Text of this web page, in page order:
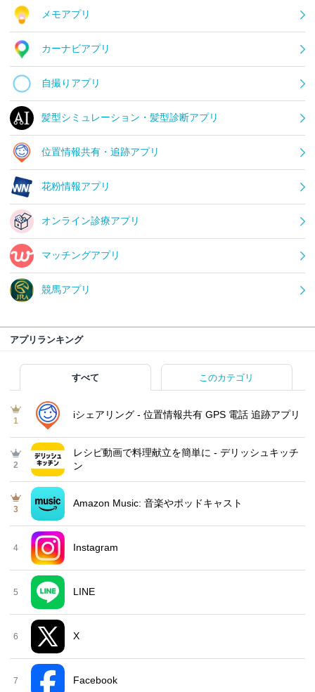
メモアプリ
カーナビアプリ
自撮りアプリ
髪型シミュレーション・髪型診断アプリ
位置情報共有・追跡アプリ
花粉情報アプリ
オンライン診療アプリ
マッチングアプリ
競馬アプリ
アプリランキング
すべて このカテゴリ
1
iシェアリング - 位置情報共有 GPS 電話 追跡アプリ
2
レシピ動画で料理献立を簡単‪に - デリッシュキッチ
ン
3
Amazon Music: 音楽やポッドキャスト
4 Instagram
5 LINE
6 X
7 Facebook